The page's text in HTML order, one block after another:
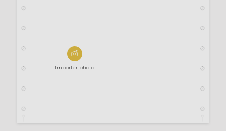
Importer photo